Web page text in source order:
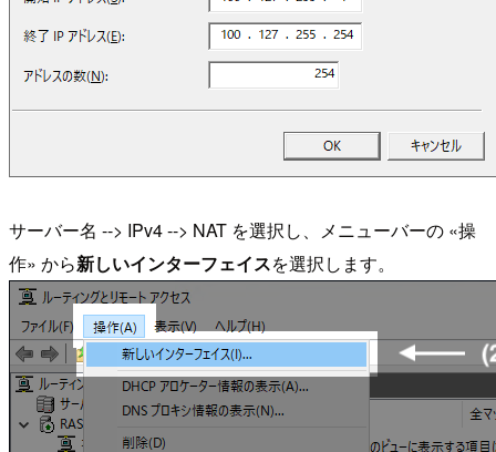
サーバー名 --> IPv4 --> NAT を選択し、メニューバーの «操
作» から新しいインターフェイスを選択します。